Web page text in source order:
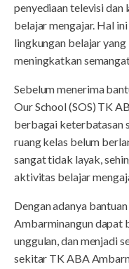
penyediaan televisi dan
belajar mengajar. Hal
lingkungan belajar yang
meningkatkan
Sebelum menerima
Our School (SOS) TK
berbagai keterbatasan
ruang kelas belum
sangat tidak layak,
aktivitas belajar
Dengan adanya
Ambarminangun dapat
unggulan, dan menjadi
sekitar TK ABA